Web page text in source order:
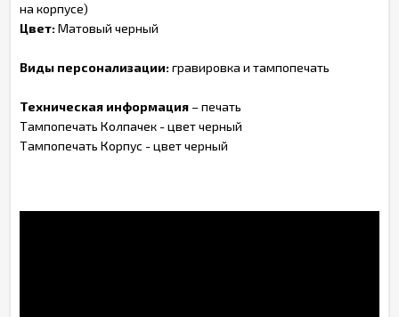
на корпусе)
Цвет:Матовый черный
Виды персонализации:гравировка и тампопечать
Техническая информация – печать
Тампопечать Колпачек - цвет черный
Тампопечать Корпус - цвет черный